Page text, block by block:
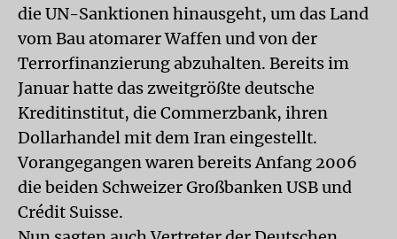
die UN-Sanktionen hinausgeht, um das Land
vom Bau atomarer Waffen und von der
Terrorfinanzierung abzuhalten. Bereits im
Januar hatte das zweitgrößte deutsche
Kreditinstitut, die Commerzbank, ihren
Dollarhandel mit dem Iran eingestellt.
Vorangegangen waren bereits Anfang 2006
die beiden Schweizer Großbanken USB und
Crédit Suisse.